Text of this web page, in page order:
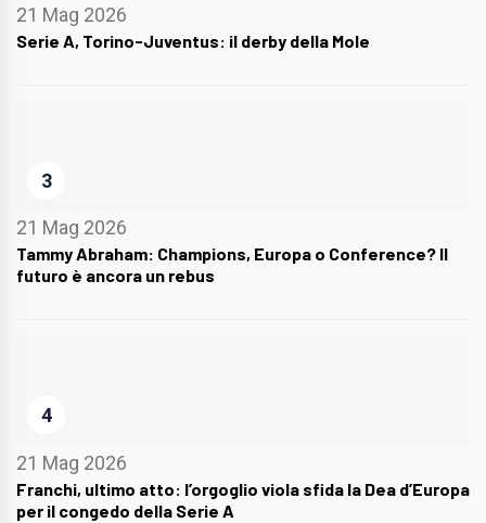
21 Mag 2026
Serie A, Torino-Juventus: il derby della Mole
3
21 Mag 2026
Tammy Abraham: Champions, Europa o Conference? Il
futuro è ancora un rebus
4
21 Mag 2026
Franchi, ultimo atto: l’orgoglio viola sfida la Dea d’Europa
per il congedo della Serie A